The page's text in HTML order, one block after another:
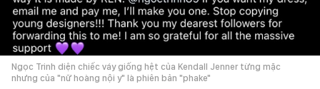
Ngọc Trinh diện chiếc váy giống hệt của Kendall Jenner từng mặc
nhưng của "nữ hoàng nội y" là phiên bản "phake"